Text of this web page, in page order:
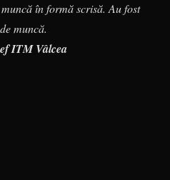
în formă scrisă. Au fost
muncă.
ITM Vâlcea